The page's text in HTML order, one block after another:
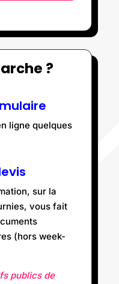
?
ligne quelques
sur la
vous fait
(hors week-
publics de